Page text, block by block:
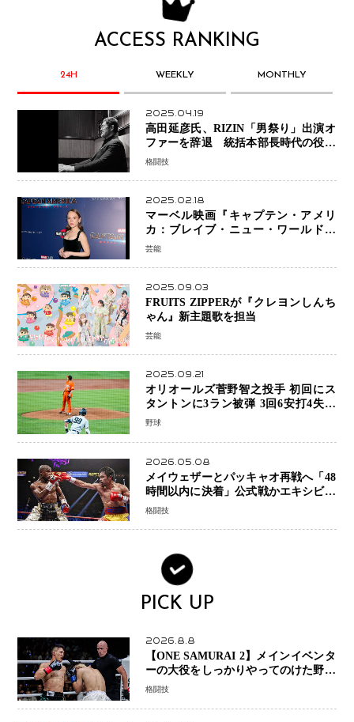
ACCESS RANKING
24H WEEKLY MONTHLY
2025.04.19
高田延彦氏、RIZIN「男祭り」出演オ
ファーを辞退 統括本部長時代の役目
「すでに終えています」と明言
格闘技
2025.02.18
マーベル映画『キャプテン・アメリ
カ：ブレイブ・ニュー・ワールド』
新ブラック・ウィドウ役のシラ・ハー
芸能
2025.09.03
FRUITS ZIPPERが『クレヨンしんち
ゃん』新主題歌を担当
芸能
2025.09.21
オリオールズ菅野智之投手 初回にス
タントンに3ラン被弾 3回6安打4失点
で降板
野球
2026.05.08
メイウェザーとパッキャオ再戦へ「48
時間以内に決着」公式戦かエキシビシ
ョンか混迷続く
格闘技
PICK UP
2026.8.8
【ONE SAMURAI 2】メインイベンタ
ーの大役をしっかりやってのけた野杁
正明が衝撃のリベンジ！ リウ・メン
ーで完全決着
格闘技